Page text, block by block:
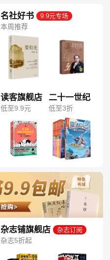
名社好书 9.9元专场
本周推荐
读客旗舰店
低至9.9元
二十一世纪
低至3折
杂志铺旗舰店 杂志订阅
杂志5折起